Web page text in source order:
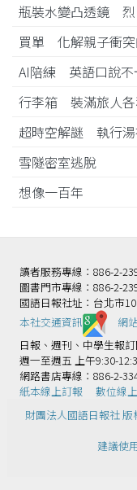
瓶裝水變凸透鏡
買單 化解親子衝
AI陪練 英語口說
行李箱 裝滿旅人
超時空解謎 執行
雪隧密室逃脫
想像一百年
讀者服務專線：886-2-
圖書門市專線：886-2-
國語日報社址：台北市
本社交通資訊️
網
日報、週刊、中學生報
週一至週五 上午9:30-
網路書店專線：886-2-
紙本線上訂報
數位線
財團法人國語日報社
建議使